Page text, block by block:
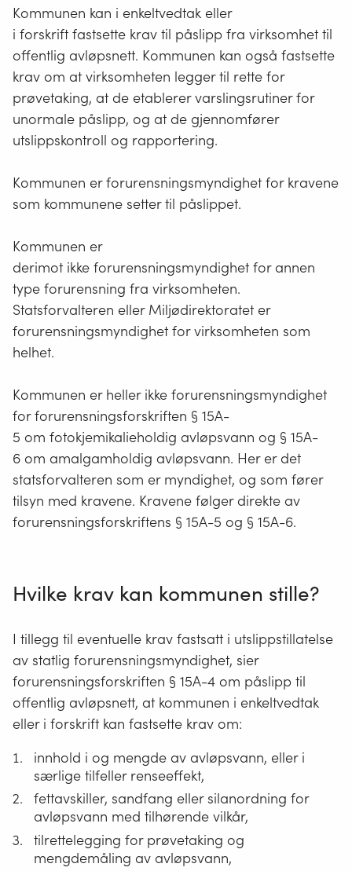
Kommunen kan i enkeltvedtak eller
i forskrift fastsette krav til påslipp fra virksomhet til
offentlig avløpsnett. Kommunen kan også fastsette
krav om at virksomheten legger til rette for
prøvetaking, at de etablerer varslingsrutiner for
unormale påslipp, og at de gjennomfører
utslippskontroll og rapportering.
Kommunen er forurensningsmyndighet for kravene
som kommunene setter til påslippet.
Kommunen er
derimot ikke forurensningsmyndighet for annen
type forurensning fra virksomheten.
Statsforvalteren eller Miljødirektoratet er
forurensningsmyndighet for virksomheten som
helhet.
Kommunen er heller ikke forurensningsmyndighet
for forurensningsforskriften § 15A-
5 om fotokjemikalieholdig avløpsvann og § 15A-
6 om amalgamholdig avløpsvann. Her er det
statsforvalteren som er myndighet, og som fører
tilsyn med kravene. Kravene følger direkte av
forurensningsforskriftens § 15A-5 og § 15A-6.
Hvilke krav kan kommunen stille?
I tillegg til eventuelle krav fastsatt i utslippstillatelse
av statlig forurensningsmyndighet, sier
forurensningsforskriften § 15A-4 om påslipp til
offentlig avløpsnett, at kommunen i enkeltvedtak
eller i forskrift kan fastsette krav om:
innhold i og mengde av avløpsvann, eller i
særlige tilfeller renseeffekt,
fettavskiller, sandfang eller silanordning for
avløpsvann med tilhørende vilkår,
tilrettelegging for prøvetaking og
mengdemåling av avløpsvann,